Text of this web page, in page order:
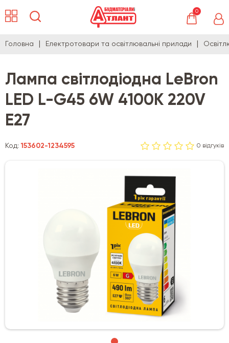
0
Головна Електротовари та освітлювальні прилади
Лампа світлодіодна LeBron
LED L-G45 6W 4100K 220V
E27
Код:153602-1234595 0 відгуків